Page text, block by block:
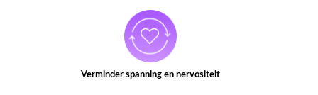
Verminder spanning en nervositeit